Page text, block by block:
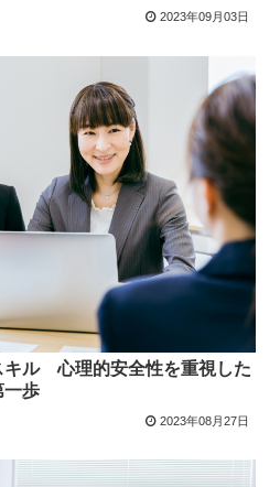
2023年09月03日
キル 心理的安全性を重視した
一歩
2023年08月27日